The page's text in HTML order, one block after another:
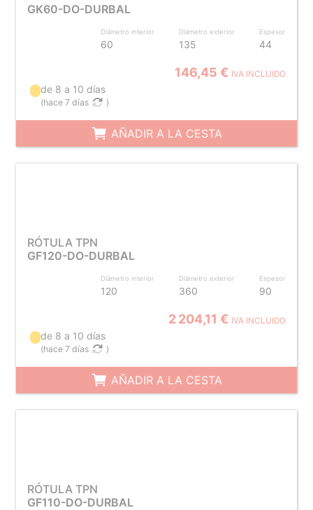
GK60-DO-DURBAL
Diámetro interior
60
Diámetro exterior
135
Espesor
44
146,45 € IVA INCLUIDO
de 8 a 10 días
(hace 7 días )
AÑADIR A LA CESTA
RÓTULA TPN
GF120-DO-DURBAL
Diámetro interior
120
Diámetro exterior
360
Espesor
90
2 204,11 € IVA INCLUIDO
de 8 a 10 días
(hace 7 días )
AÑADIR A LA CESTA
RÓTULA TPN
GF110-DO-DURBAL